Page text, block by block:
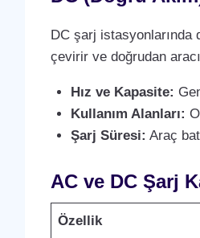
DC şarj
çevirir ve doğrudan
Hız ve Kapasite:
Kullanım Alanları:
Şarj Süresi: Araç
AC ve DC Şarj
Özellik